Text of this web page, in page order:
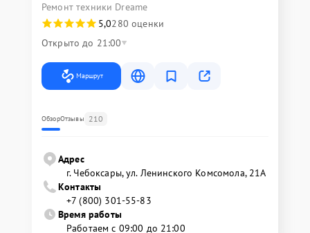
Ремонт техники Dreame
5,0280 оценки
Открыто до 21:00
Маршрут
ОбзорОтзывы 210
Адрес
г. Чебоксары, ул. Ленинского Комсомола, 21А
Контакты
+7 (800) 301-55-83
Время работы
Работаем с 09:00 до 21:00